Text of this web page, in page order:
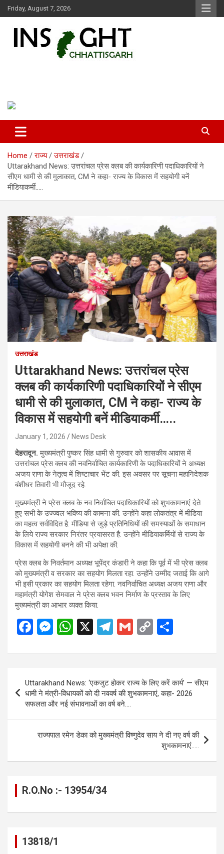
Skip
to
Friday, August 7, 2026
Home राज्य
उत्तराखंड
Uttarakhand News: उत्तरांचल प्रेस क्लब की कार्यकारिणी पदाधिकारियों ने
सीएम धामी से की मुलाकात, CM ने कहा- राज्य के विकास में सहयोगी बनें
मीडियाकर्मी…..
उत्तराखंड
Uttarakhand News: उत्तरांचल प्रेस
क्लब की कार्यकारिणी पदाधिकारियों ने सीएम
धामी से की मुलाकात, CM ने कहा- राज्य के
विकास में सहयोगी बनें मीडियाकर्मी…..
January 1, 2026 News Desk
देहरादून. मुख्यमंत्री पुष्कर सिंह धामी से गुरुवार को शासकीय आवास में
उत्तरांचल प्रेस क्लब की नवनिर्वाचित कार्यकारिणी के पदाधिकारियों ने अध्यक्ष
अजय राणा के नेतृत्व में शिष्टाचार भेंट की. इस अवसर पर सूचना महानिदेशक
बंशीधर तिवारी भी मौजूद रहे.
मुख्यमंत्री ने प्रेस क्लब के नव निर्वाचित पदाधिकारियों को शुभकामनाएं देते
हुए सभी के उज्ज्वल भविष्य की कामना की. उन्होंने कहा लोकतंत्र में मीडिया
का महत्व सर्वविदित है. मीडिया से जुड़े प्रतिनिधियों की समस्याओं के समाधान
के लिये राज्य सरकार निरंतर प्रयासरत है. उन्होंने मीडियाकर्मियों से राज्य के
विकास में सहयोगी बनने की भी अपेक्षा की.
प्रेस क्लब के निवर्तमान अध्यक्ष भूपेंद्र कंडारी ने कहा कि पूर्व में भी प्रेस क्लब
को मुख्यमंत्री व सरकार का सहयोग मिलता रहा. उन्होंने उम्मीद जताई कि आगे
भी इसी प्रकार का सहयोग मिलता रहेगा. नवनिर्वाचित अध्यक्ष अजय राणा और
महामंत्री योगेश सेमवाल ने प्रेस क्लब भवन निर्माण के प्रस्ताव के लिए
मुख्यमंत्री का आभार व्यक्त किया.
F
ce
o
o
k
M
se
g
er
W
at
A
p
p
X
T
e
gr
a
m
G
ail
C
py
Li
n
ar
navigation
Uttarakhand News: ‘एकजुट होकर राज्य के लिए करें कार्य’ — सीएम
धामी ने मंत्री-विधायकों को दी नववर्ष की शुभकामनाएं, कहा- 2026
सफलता और नई संभावनाओं का वर्ष बने….
राज्यपाल रमेन डेका को मुख्यमंत्री विष्णुदेव साय ने दी नए वर्ष की
शुभकामनाएं…..
R.O.No :- 13954/34
13818/1